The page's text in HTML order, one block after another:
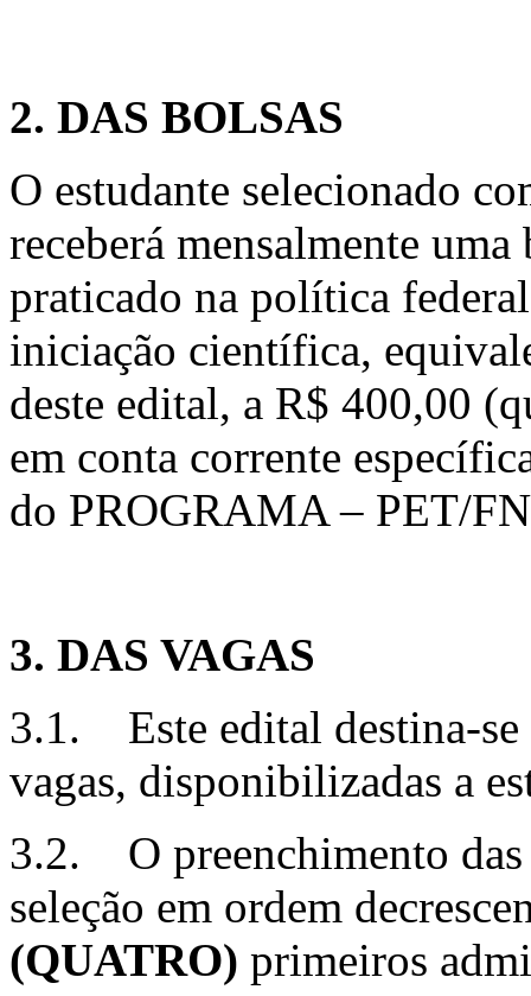
2. DAS BOLSAS
O estudante selecionado
receberá mensalmente
praticado na política
iniciação científica,
deste edital, a R$ 400,00
em conta corrente
do PROGRAMA – PET/
3. DAS VAGAS
3.1. Este edital destina-se
vagas, disponibilizadas a
3.2. O preenchimento das
seleção em ordem
(QUATRO) primeiros